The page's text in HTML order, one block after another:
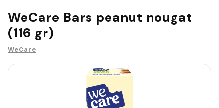
WeCare Bars peanut nougat
(116 gr)
WeCare